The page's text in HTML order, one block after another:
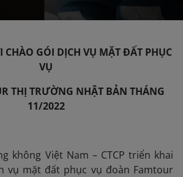
GÓI DỊCH VỤ MẶT ĐẤT PHỤC
VỤ
THỊ TRƯỜNG NHẬT BẢN THÁNG
11/2022
không Việt Nam – CTCP triển khai
vụ mặt đất phục vụ đoàn Famtour